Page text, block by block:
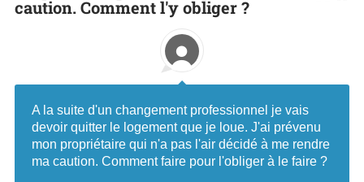
caution. Comment l'y obliger ?
A la suite d'un changement professionnel je vais
devoir quitter le logement que je loue. J'ai prévenu
mon propriétaire qui n'a pas l'air décidé à me rendre
ma caution. Comment faire pour l'obliger à le faire ?